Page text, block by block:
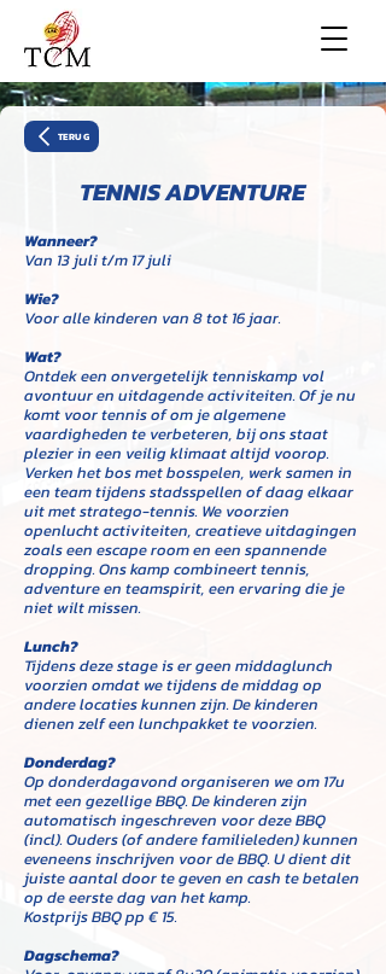
TERUG
TENNIS ADVENTURE
Wanneer?
Van 13 juli t/m 17juli
Wie?
Voor alle kinderen van 8 tot 16 jaar.
Wat?
Ontdek een onvergetelijk tenniskamp vol
avontuur en uitdagende activiteiten. Of je nu
komt voor tennis of om je algemene
vaardigheden te verbeteren, bij ons staat
plezier in een veilig klimaat altijd voorop.
Verken het bos met bosspelen, werk samen in
een team tijdens stadsspellen of daag elkaar
uit met stratego-tennis. We voorzien
openlucht activiteiten, creatieve uitdagingen
zoals een escape room en een spannende
dropping. Ons kamp combineert tennis,
adventure en teamspirit, een ervaring die je
niet wilt missen.
Lunch?
Tijdens deze stage is er geen middaglunch
voorzien omdat we tijdens de middag op
andere locaties kunnen zijn. De kinderen
dienen zelf een lunchpakket te voorzien.
Donderdag?
Op donderdagavond organiseren we om 17u
met een gezellige BBQ. De kinderen zijn
automatisch ingeschreven voor deze BBQ
(incl). Ouders (of andere familieleden) kunnen
eveneens inschrijven voor de BBQ. U dient dit
juiste aantal door te geven en cash te betalen
op de eerste dag van het kamp.
Kostprijs BBQ pp € 15.
Dagschema?